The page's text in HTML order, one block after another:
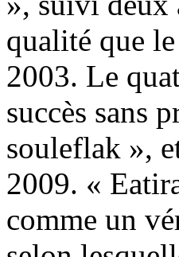
qualité que
2003. Le
succès sans
souleflak »,
2009. «
comme un